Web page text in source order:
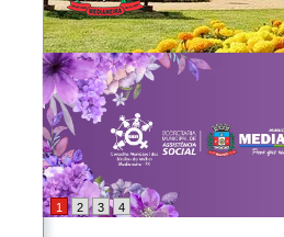
1 2 3 4